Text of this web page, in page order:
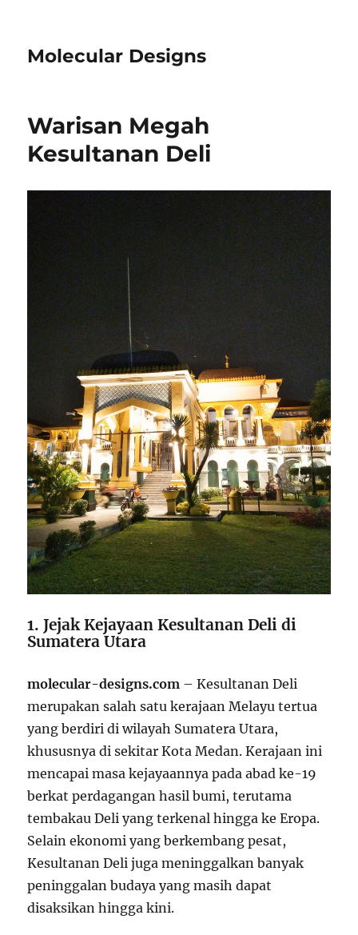
Molecular Designs
Warisan Megah
Kesultanan Deli
1. Jejak Kejayaan Kesultanan Deli di
Sumatera Utara
molecular-designs.com – Kesultanan Deli
merupakan salah satu kerajaan Melayu tertua
yang berdiri di wilayah Sumatera Utara,
khususnya di sekitar Kota Medan. Kerajaan ini
mencapai masa kejayaannya pada abad ke-19
berkat perdagangan hasil bumi, terutama
tembakau Deli yang terkenal hingga ke Eropa.
Selain ekonomi yang berkembang pesat,
Kesultanan Deli juga meninggalkan banyak
peninggalan budaya yang masih dapat
disaksikan hingga kini.